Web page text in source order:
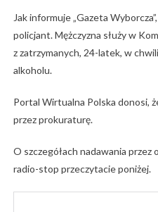
Jak informuje „Gazeta
policjant. Mężczyzna służy w
z zatrzymanych, 24-latek, w
alkoholu.
Portal Wirtualna Polska donosi,
przez prokuraturę.
O szczegółach nadawania
radio-stop przeczytacie poniżej.